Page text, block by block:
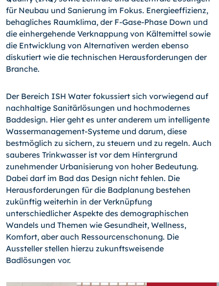
für Neubau und Sanierung im Fokus. Energieeffizienz,
behagliches Raumklima, der F-Gase-Phase Down und
die einhergehende Verknappung von Kältemittel sowie
die Entwicklung von Alternativen werden ebenso
diskutiert wie die technischen Herausforderungen der
Branche.
Der Bereich ISH Water fokussiert sich vorwiegend auf
nachhaltige Sanitärlösungen und hochmodernes
Baddesign. Hier geht es unter anderem um intelligente
Wasser­ma­nage­ment-Systeme und darum, diese
bestmöglich zu sichern, zu steuern und zu regeln. Auch
sauberes Trinkwasser ist vor dem Hintergrund
zunehmender Urbanisierung von hoher Bedeutung.
Dabei darf im Bad das Design nicht fehlen. Die
Herausforderungen für die Badplanung bestehen
zukünftig weiterhin in der Verknüpfung
unterschiedlicher Aspekte des demographischen
Wandels und Themen wie Gesundheit, Wellness,
Komfort, aber auch Ressourcenschonung. Die
Aussteller stellen hierzu zukunftsweisende
Badlösungen vor.